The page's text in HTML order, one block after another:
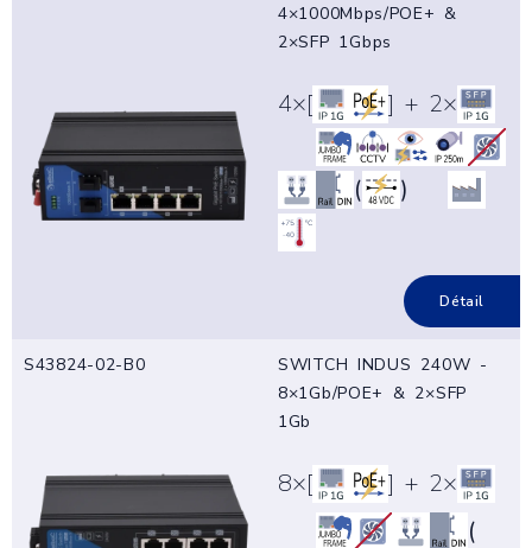
4×1000Mbps/POE+ &
2×SFP 1Gbps
4×[ ] + 2×
( )
Détail
S43824-02-B0
SWITCH INDUS 240W -
8×1Gb/POE+ & 2×SFP
1Gb
8×[
] + 2×
(